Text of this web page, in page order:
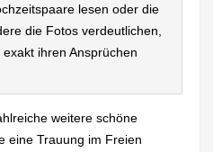
lesen oder die
die Fotos verdeutlichen,
ihren Ansprüchen
weitere schöne
eine Trauung im Freien